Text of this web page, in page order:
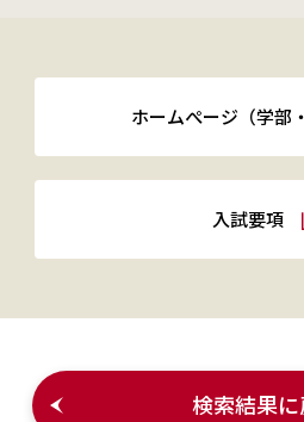
ホームぺージ（学部
入試要項
検索結果に